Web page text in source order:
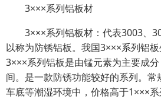
3×××系列铝板材
3×××系列铝板材：代表3003、
以称为防锈铝板。我国3×××系列铝板
3×××系列铝板是由锰元素为主要成
间。是一款防锈功能较好的系列。常
车底等潮湿环境中，价格高于1×××